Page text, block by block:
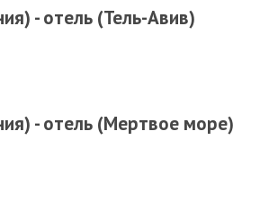
- отель (Тель-Авив)
- отель (Мертвое море)